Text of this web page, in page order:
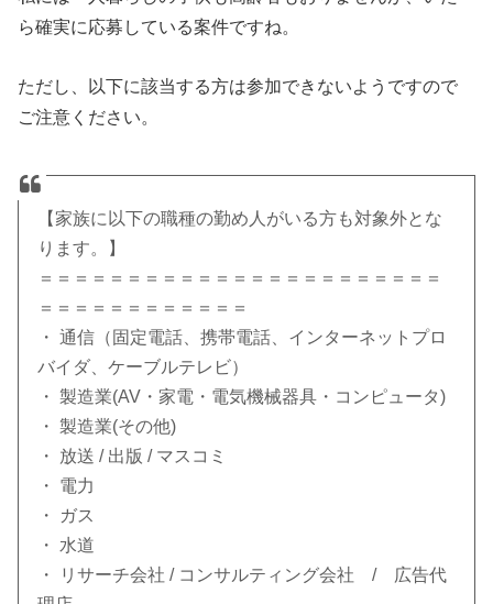
ら確実に応募している案件ですね。
ただし、以下に該当する方は参加できないようですので
ご注意ください。
【家族に以下の職種の勤め人がいる方も対象外とな
ります。】
＝＝＝＝＝＝＝＝＝＝＝＝＝＝＝＝＝＝＝＝＝＝＝
＝＝＝＝＝＝＝＝＝＝＝＝
・ 通信（固定電話、携帯電話、インターネットプロ
バイダ、ケーブルテレビ）
・ 製造業(AV・家電・電気機械器具・コンピュータ)
・ 製造業(その他)
・ 放送 / 出版 / マスコミ
・ 電力
・ ガス
・ 水道
・ リサーチ会社 / コンサルティング会社 / 広告代